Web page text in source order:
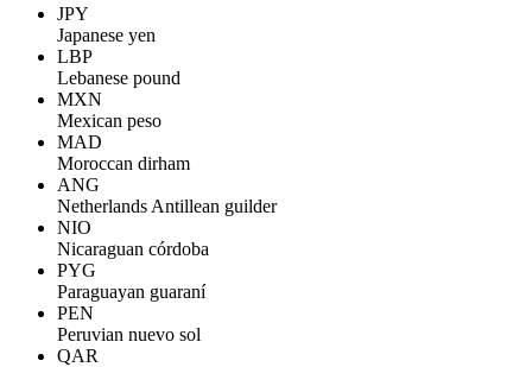
JPY
Japanese yen
LBP
Lebanese pound
MXN
Mexican peso
MAD
Moroccan dirham
ANG
Netherlands Antillean guilder
NIO
Nicaraguan córdoba
PYG
Paraguayan guaraní
PEN
Peruvian nuevo sol
QAR